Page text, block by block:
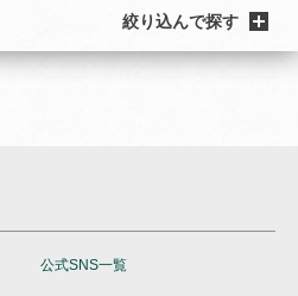
絞り込んで探す
公式SNS一覧